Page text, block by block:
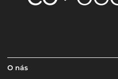
O nás